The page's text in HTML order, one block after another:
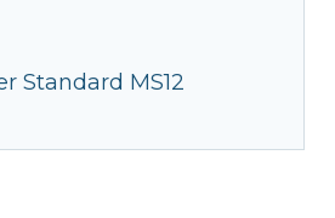
Standard MS12